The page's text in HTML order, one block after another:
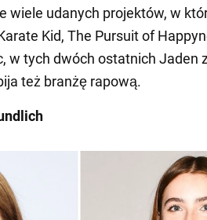
udanych projektów, w
Kid, The Pursuit of
w tych dwóch ostatnich Jaden
też branżę rapową.